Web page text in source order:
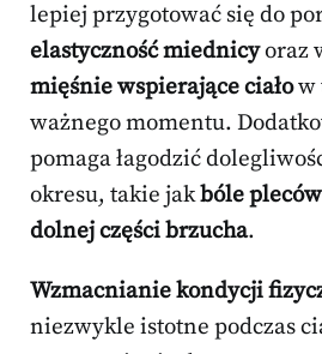
lepiej przygotować się do
elastyczność miednicyoraz
mięśnie wspierające ciałow
ważnego momentu.
pomaga łagodzić
okresu, takie jakbóle pleców
dolnej części brzucha.
Wzmacnianie kondycji
niezwykle istotne podczas